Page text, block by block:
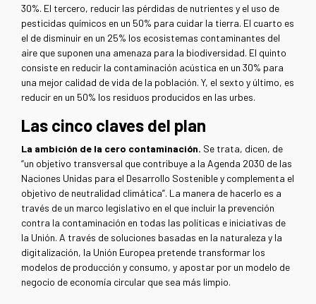
30%. El tercero, reducir las pérdidas de nutrientes y el uso de
pesticidas químicos en un 50% para cuidar la tierra. El cuarto es
el de disminuir en un 25% los ecosistemas contaminantes del
aire que suponen una amenaza para la biodiversidad. El quinto
consiste en reducir la contaminación acústica en un 30% para
una mejor calidad de vida de la población. Y, el sexto y último, es
reducir en un 50% los residuos producidos en las urbes.
Las cinco claves del plan
La ambición de la cero contaminación. Se trata, dicen, de
“un objetivo transversal que contribuye a la Agenda 2030 de las
Naciones Unidas para el Desarrollo Sostenible y complementa el
objetivo de neutralidad climática”. La manera de hacerlo es a
través de un marco legislativo en el que incluir la prevención
contra la contaminación en todas las políticas e iniciativas de
la Unión. A través de soluciones basadas en la naturaleza y la
digitalización, la Unión Europea pretende transformar los
modelos de producción y consumo, y apostar por un modelo de
negocio de economía circular que sea más limpio.